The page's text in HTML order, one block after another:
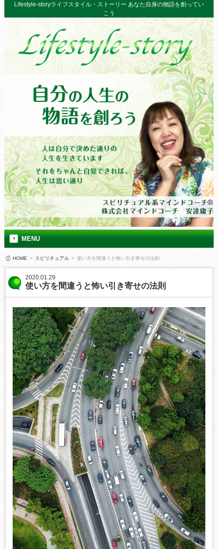
Lifestyle-storyライフスタイル・ストーリー あなた自身の物語を創ってい
こう
MENU
HOME > スピリチュアル > 使い方を間違うと怖い引き寄せの法則
2020.01.29
使い方を間違うと怖い引き寄せの法則